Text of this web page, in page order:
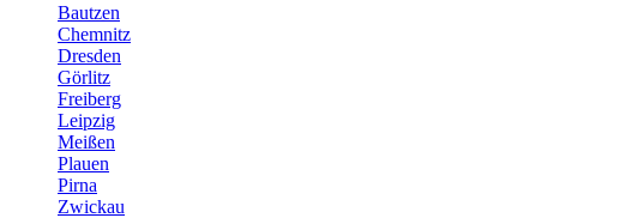
Bautzen
Chemnitz
Dresden
Görlitz
Freiberg
Leipzig
Meißen
Plauen
Pirna
Zwickau